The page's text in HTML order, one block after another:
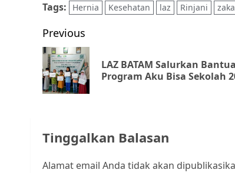
Tags: Hernia Kesehatan laz Rinjani
Post
navigation
Previous
LAZ BATAM Salurkan
Program Aku Bisa Sekolah
Tinggalkan Balasan
Alamat email Anda tidak akan